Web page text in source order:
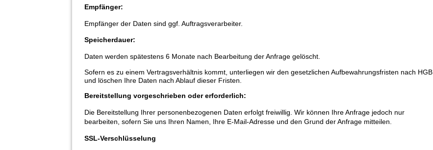
Empfänger:
Empfänger der Daten sind ggf. Auftragsverarbeiter.
Speicherdauer:
Daten werden spätestens 6 Monate nach Bearbeitung der Anfrage gelöscht.
Sofern es zu einem Vertragsverhältnis kommt, unterliegen wir den gesetzlichen Aufbewahrungsfristen nach HGB
und löschen Ihre Daten nach Ablauf dieser Fristen.
Bereitstellung vorgeschrieben oder erforderlich:
Die Bereitstellung Ihrer personenbezogenen Daten erfolgt freiwillig. Wir können Ihre Anfrage jedoch nur
bearbeiten, sofern Sie uns Ihren Namen, Ihre E-Mail-Adresse und den Grund der Anfrage mitteilen.
SSL-Verschlüsselung